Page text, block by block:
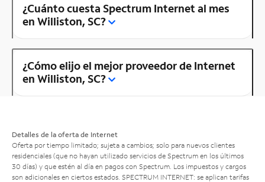
¿Cuánto cuesta Spectrum Internet al mes
en Williston, SC?
¿Cómo elijo el mejor proveedor de Internet
en Williston, SC?
Detalles de la oferta de Internet
Oferta por tiempo limitado; sujeta a cambios; solo para nuevos clientes
residenciales (que no hayan utilizado servicios de Spectrum en los últimos
30 días) y que estén al día en pagos con Spectrum. Los impuestos y cargos
son adicionales en ciertos estados. SPECTRUM INTERNET: se aplican tarifas